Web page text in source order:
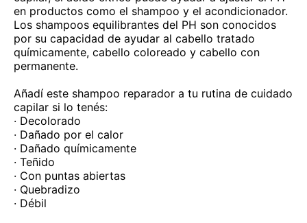
en productos como el shampoo y el acondicionador.
Los shampoos equilibrantes del PH son conocidos
por su capacidad de ayudar al cabello tratado
químicamente, cabello coloreado y cabello con
permanente.
Añadí este shampoo reparador a tu rutina de cuidado
capilar si lo tenés:
· Decolorado
· Dañado por el calor
· Dañado químicamente
· Teñido
· Con puntas abiertas
· Quebradizo
· Débil